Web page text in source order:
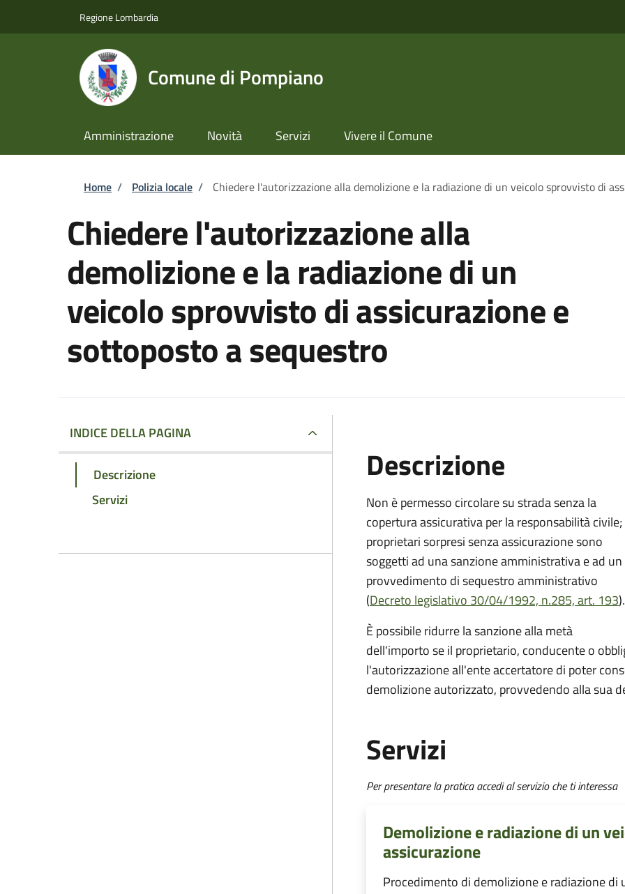
Regione Lombardia
Comune di Pompiano
Amministrazione Novità Servizi Vivere il Comune
Briciole di pane
Home / Polizia locale / Chiedere l'autorizzazione alla demolizione e la radiazione di un veicolo sprovvisto di
Chiedere l'autorizzazione alla
demolizione e la radiazione di un
veicolo sprovvisto di assicurazione e
sottoposto a sequestro
INDICE DELLA PAGINA
Descrizione
Servizi
Descrizione
Non è permesso circolare su strada senza la
copertura assicurativa per la responsabilità
proprietari sorpresi senza assicurazione sono
soggetti ad una sanzione amministrativa e ad un
provvedimento di sequestro amministrativo
(Decreto legislativo 30/04/1992, n.285, art. 193).
È possibile ridurre la sanzione alla metà
dell'importo se il proprietario, conducente o
l'autorizzazione all'ente accertatore di poter
demolizione autorizzato, provvedendo alla sua
Servizi
Per presentare la pratica accedi al servizio che ti interessa
Demolizione e radiazione di un
assicurazione
Procedimento di demolizione e radiazione